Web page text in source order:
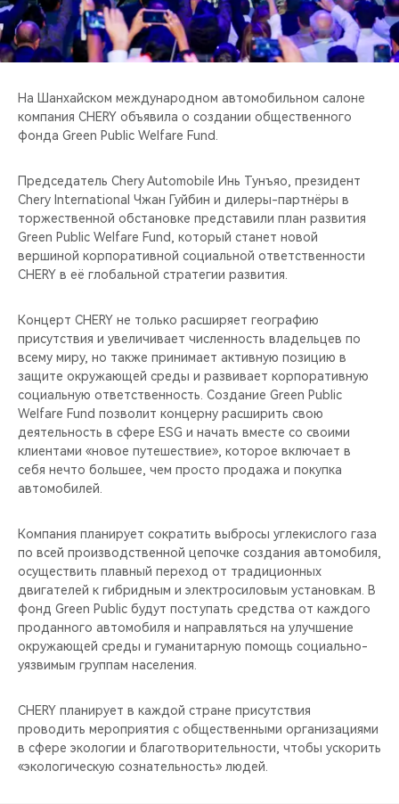
CHERY И СПОРТ
НАШИ МЕРОПРИЯТИЯ
ВИДЕООБЗОРЫ
CHERY ДЛЯ ДЕТЕЙ
На Шанхайском международном автомобильном салоне
компания CHERY объявила о создании общественного
фонда Green Public Welfare Fund.
Председатель Chery Automobile Инь Тунъяо, президент
Chery International Чжан Гуйбин и дилеры-партнёры в
торжественной обстановке представили план развития
Green Public Welfare Fund, который станет новой
вершиной корпоративной социальной ответственности
CHERY в её глобальной стратегии развития.
Концерт CHERY не только расширяет географию
присутствия и увеличивает численность владельцев по
всему миру, но также принимает активную позицию в
защите окружающей среды и развивает корпоративную
социальную ответственность. Создание Green Public
Welfare Fund позволит концерну расширить свою
деятельность в сфере ESG и начать вместе со своими
клиентами «новое путешествие», которое включает в
себя нечто большее, чем просто продажа и покупка
автомобилей.
Компания планирует сократить выбросы углекислого газа
по всей производственной цепочке создания автомобиля,
осуществить плавный переход от традиционных
двигателей к гибридным и электросиловым установкам. В
фонд Green Public будут поступать средства от каждого
проданного автомобиля и направляться на улучшение
окружающей среды и гуманитарную помощь социально-
уязвимым группам населения.
CHERY планирует в каждой стране присутствия
проводить мероприятия с общественными организациями
в сфере экологии и благотворительности, чтобы ускорить
«экологическую сознательность» людей.